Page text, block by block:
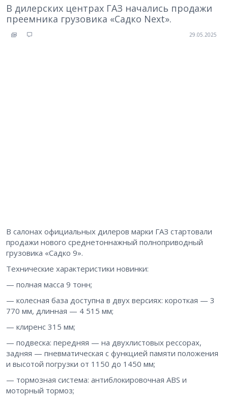
В дилерских центрах ГАЗ начались продажи
преемника грузовика «Садко Next».
29.05.2025
В салонах официальных дилеров марки ГАЗ стартовали
продажи нового среднетоннажный полноприводный
грузовика «Садко 9».
Технические характеристики новинки:
— полная масса 9 тонн;
— колесная база доступна в двух версиях: короткая — 3
770 мм, длинная — 4 515 мм;
— клиренс 315 мм;
— подвеска: передняя — на двухлистовых рессорах,
задняя — пневматическая с функцией памяти положения
и высотой погрузки от 1150 до 1450 мм;
— тормозная система: антиблокировочная ABS и
моторный тормоз;